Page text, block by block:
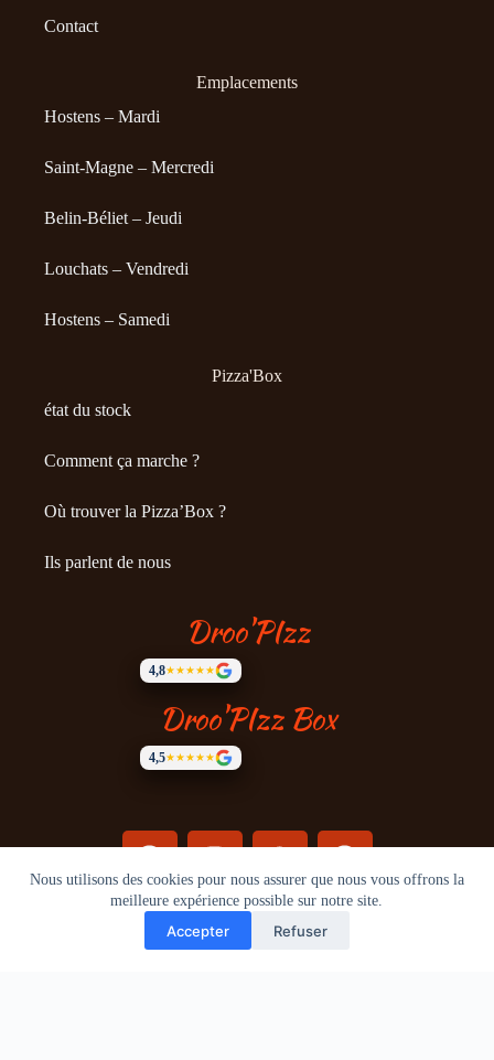
Nous utilisons des cookies pour nous assurer que nous vous offrons la
meilleure expérience possible sur notre site.
Accepter Refuser
Contact
Emplacements
Hostens – Mardi
Saint-Magne – Mercredi
Belin-Béliet – Jeudi
Louchats – Vendredi
Hostens – Samedi
Pizza'Box
état du stock
Comment ça marche ?
Où trouver la Pizza’Box ?
Ils parlent de nous
Droo'PIzz
4,8★★★★★
Droo'PIzz Box
4,5★★★★★
Droo'Pizz - Tous droits réservés.
Mentions légales
A propos